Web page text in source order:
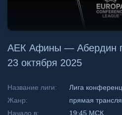
АЕК Афины — Абердин
23 октября 2025
Название лиги:
Лига
Жанр:
прямая
Начало в:
19:45 МСК